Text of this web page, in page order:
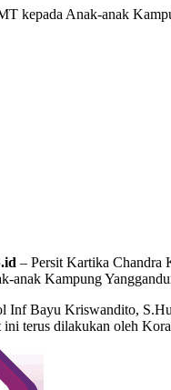
kepada Anak-anak
– Persit Kartika Chandra
anak Kampung
Bayu Kriswandito,
terus dilakukan oleh